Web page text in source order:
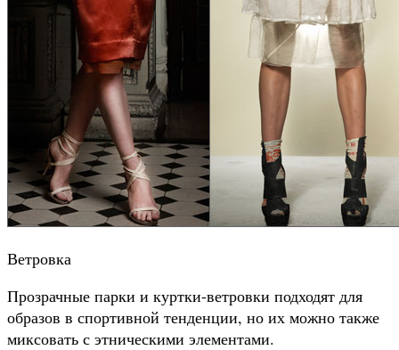
Ветровка
Прозрачные парки и куртки-ветровки подходят для
образов в спортивной тенденции, но их можно также
миксовать с этническими элементами.